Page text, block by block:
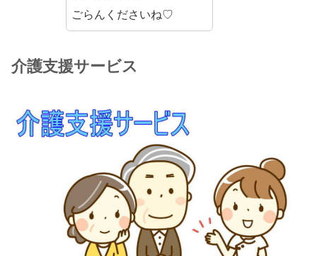
ごらんくださいね♡
介護支援サービス